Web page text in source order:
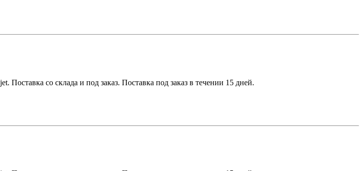
со склада и под заказ. Поставка под заказ в течении 15 дней.